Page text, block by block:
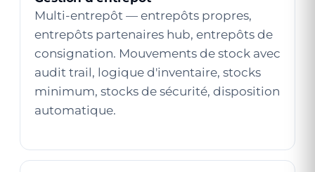
Multi-entrepôt — entrepôts propres,
entrepôts partenaires hub, entrepôts de
consignation. Mouvements de stock avec
audit trail, logique d'inventaire, stocks
minimum, stocks de sécurité, disposition
automatique.